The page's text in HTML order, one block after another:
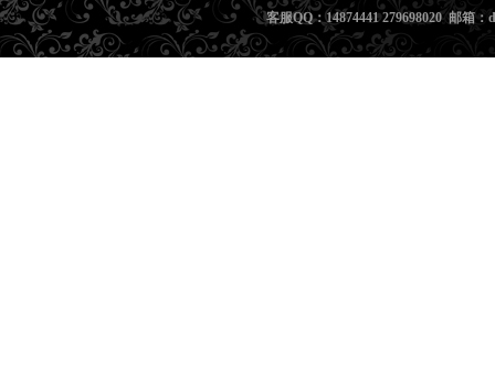
客服QQ：14874441 279698020 邮箱